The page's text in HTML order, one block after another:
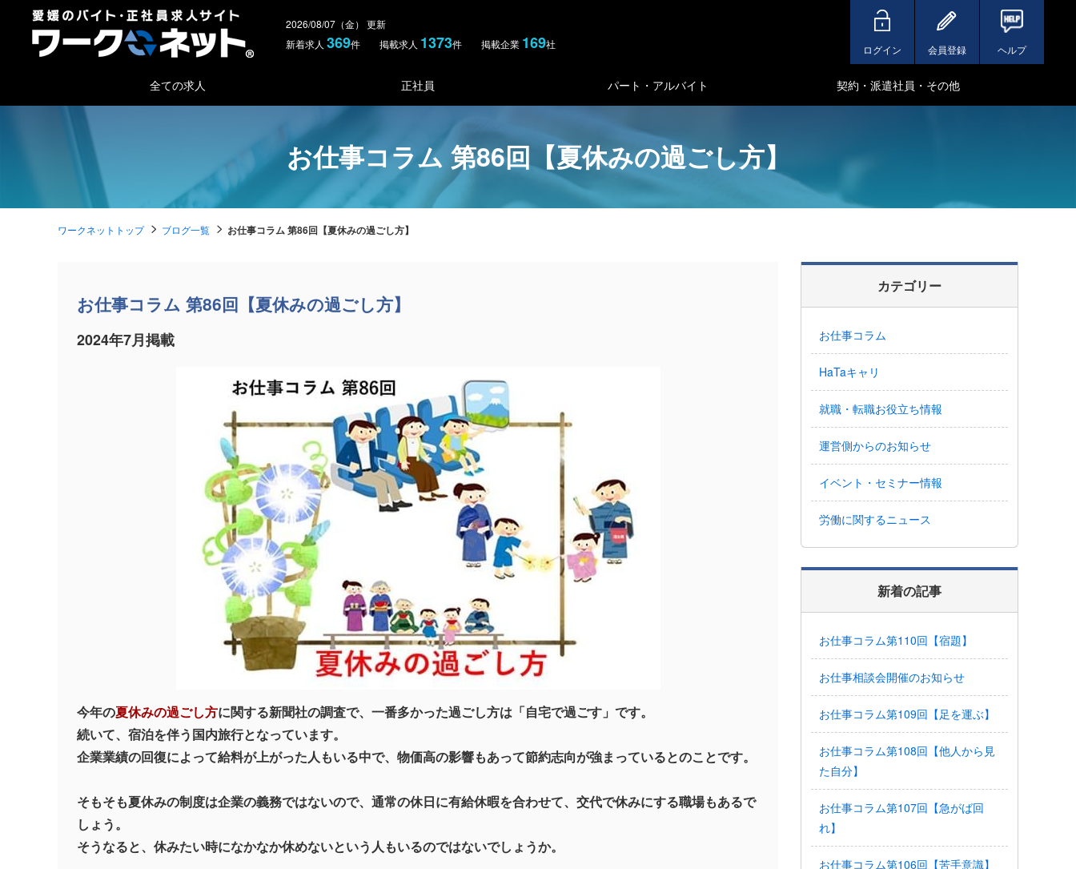
2026/08/07（金） 更新
新着求人 369件 掲載求人 1373件 掲載企業 169社 ログイン 会員登録 ヘルプ
全ての求人 正社員 パート・アルバイト 契約・派遣社員・その他
お仕事コラム 第86回【夏休みの過ごし方】
ワークネットトップ ブログ一覧 お仕事コラム 第86回【夏休みの過ごし方】
お仕事コラム 第86回【夏休みの過ごし方】
2024年7月掲載
今年の夏休みの過ごし方に関する新聞社の調査で、一番多かった過ごし方は「自宅で過ごす」です。
続いて、宿泊を伴う国内旅行となっています。
企業業績の回復によって給料が上がった人もいる中で、物価高の影響もあって節約志向が強まっているとのことです。
そもそも夏休みの制度は企業の義務ではないので、通常の休日に有給休暇を合わせて、交代で休みにする職場もあるで
しょう。
そうなると、休みたい時になかなか休めないという人もいるのではないでしょうか。
カテゴリー
お仕事コラム
HaTaキャリ
就職・転職お役立ち情報
運営側からのお知らせ
イベント・セミナー情報
労働に関するニュース
新着の記事
お仕事コラム第110回【宿題】
お仕事相談会開催のお知らせ
お仕事コラム第109回【足を運ぶ】
お仕事コラム第108回【他人から見
た自分】
お仕事コラム第107回【急がば回
れ】
お仕事コラム第106回【苦手意識】